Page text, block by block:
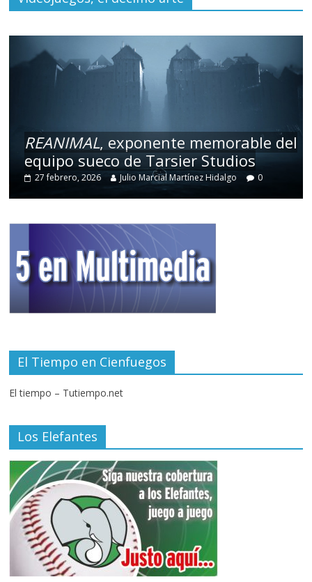
REANIMAL, exponente memorable del
equipo sueco de Tarsier Studios
27 febrero, 2026 Julio Marcial Martínez Hidalgo 0
El Tiempo en Cienfuegos
El tiempo – Tutiempo.net
Los Elefantes